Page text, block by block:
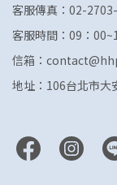
客服傳真：02-
客服時間：09：
信箱：
地址：106台北市大